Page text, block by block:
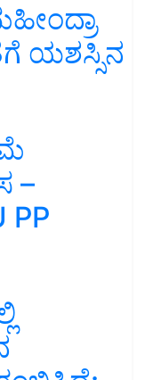
ಯಶಸ್ಸಿನ
–
PP